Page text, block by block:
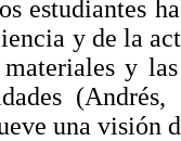
estudiantes
y de la
y
una visión